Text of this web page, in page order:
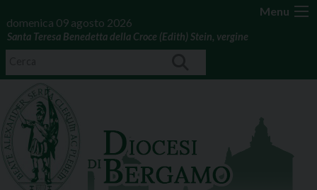
Menu
domenica 09 agosto 2026
Santa Teresa Benedetta della Croce (Edith) Stein, vergine